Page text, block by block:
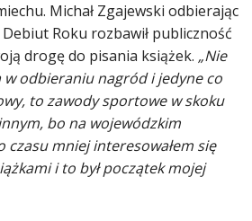
Michał Zgajewski odbierając
Roku rozbawił publiczność
drogę do pisania książek. „Nie
odbieraniu nagród i jedyne co
to zawody sportowe w skoku
bo na wojewódzkim
czasu mniej interesowałem się
i to był początek mojej